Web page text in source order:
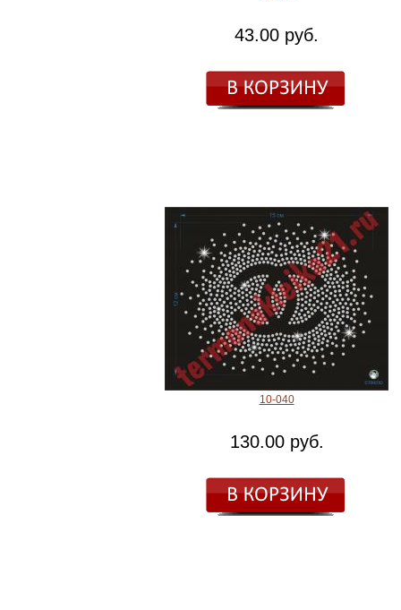
43.00 руб.
10-040
130.00 руб.